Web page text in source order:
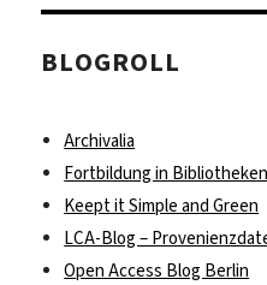
BLOGROLL
Archivalia
Fortbildung in Bibliotheken
Keept it Simple and Green
LCA-Blog –
Open Access Blog Berlin